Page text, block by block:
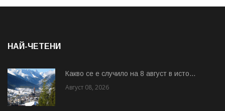
НАЙ-ЧЕТЕНИ
Какво се е случило на 8 август в исто...
Август 08, 2026